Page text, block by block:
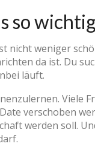
so
nicht weniger
da ist. Du
läuft.
Viele
verschoben
werden soll.